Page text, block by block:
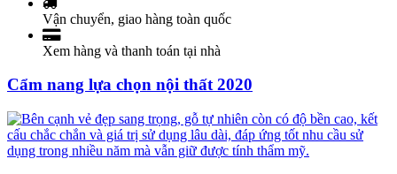
Vận chuyển, giao hàng toàn quốc
Xem hàng và thanh toán tại nhà
Cẩm nang lựa chọn nội thất 2020